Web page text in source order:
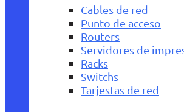
Cables de red
Punto de acceso
Routers
Servidores de
Racks
Switchs
Tarjestas de red